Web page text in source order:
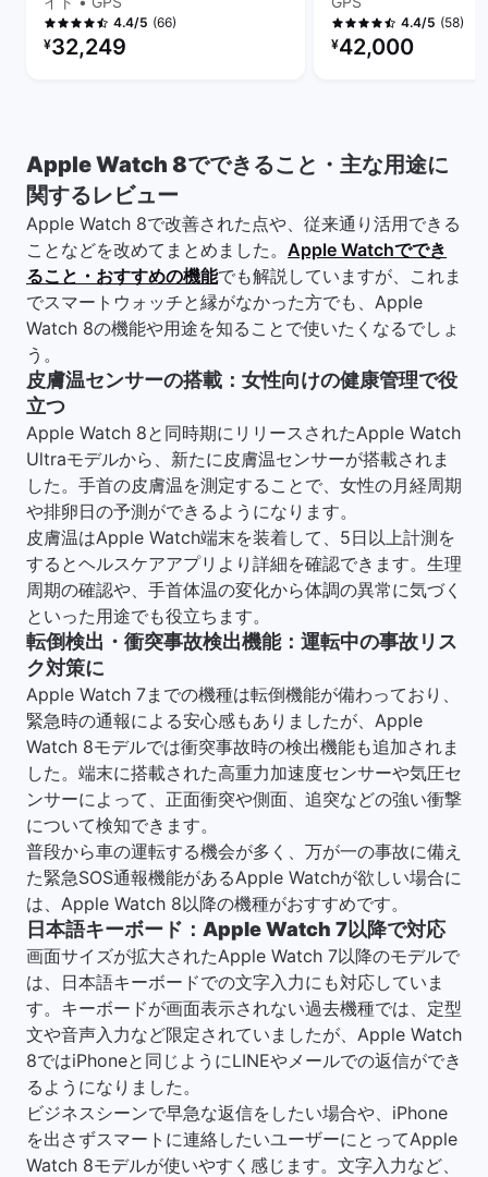
4.4/5 (66)
リファービッシュ品の価格：
¥32,249
4.4/5 (58)
リファービッシュ品の
¥42,000
Apple Watch 8でできること・主な用途に
関するレビュー
Apple Watch 8で改善された点や、従来通り活用できる
ことなどを改めてまとめました。 Apple Watchででき
ること・おすすめの機能でも解説していますが、これま
でスマートウォッチと縁がなかった方でも、Apple
Watch 8の機能や用途を知ることで使いたくなるでしょ
う。
皮膚温センサーの搭載：女性向けの健康管理で役
立つ
Apple Watch 8と同時期にリリースされたApple Watch
Ultraモデルから、新たに皮膚温センサーが搭載されま
した。手首の皮膚温を測定することで、女性の月経周期
や排卵日の予測ができるようになります。
皮膚温はApple Watch端末を装着して、5日以上計測を
するとヘルスケアアプリより詳細を確認できます。生理
周期の確認や、手首体温の変化から体調の異常に気づく
といった用途でも役立ちます。
転倒検出・衝突事故検出機能：運転中の事故リス
ク対策に
Apple Watch 7までの機種は転倒機能が備わっており、
緊急時の通報による安心感もありましたが、Apple
Watch 8モデルでは衝突事故時の検出機能も追加されま
した。端末に搭載された高重力加速度センサーや気圧セ
ンサーによって、正面衝突や側面、追突などの強い衝撃
について検知できます。
普段から車の運転する機会が多く、万が一の事故に備え
た緊急SOS通報機能があるApple Watchが欲しい場合に
は、Apple Watch 8以降の機種がおすすめです。
日本語キーボード：Apple Watch 7以降で対応
画面サイズが拡大されたApple Watch 7以降のモデルで
は、日本語キーボードでの文字入力にも対応していま
す。キーボードが画面表示されない過去機種では、定型
文や音声入力など限定されていましたが、Apple Watch
8ではiPhoneと同じようにLINEやメールでの返信ができ
るようになりました。
ビジネスシーンで早急な返信をしたい場合や、iPhone
を出さずスマートに連絡したいユーザーにとってApple
Watch 8モデルが使いやすく感じます。文字入力など、